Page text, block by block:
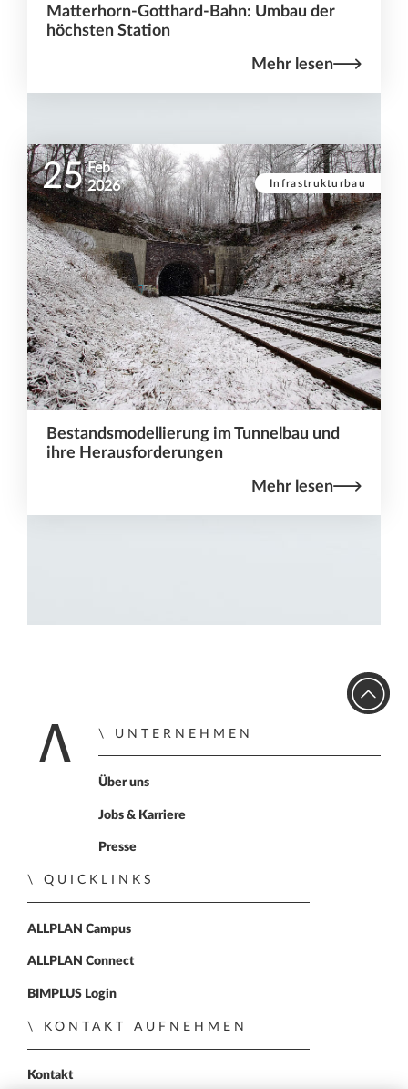
Matterhorn-Gotthard-Bahn: Umbau der
höchsten Station
Mehr lesen
Infrastrukturbau
25 Feb.
2026
Bestandsmodellierung im Tunnelbau und
ihre Herausforderungen
Mehr lesen
Home
UNTERNEHMEN
Über uns
Jobs & Karriere
Presse
QUICKLINKS
ALLPLAN Campus
ALLPLAN Connect
BIMPLUS Login
KONTAKT AUFNEHMEN
Kontakt